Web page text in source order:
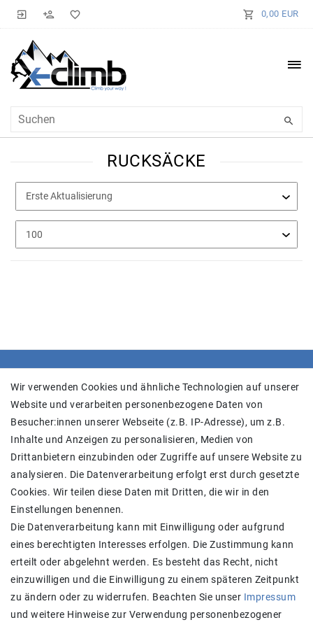
0,00 EUR
RUCKSÄCKE
SHOP
Versand
Widerrufs­recht
Widerrufs­formular
Impressum
Daten­schutz­erklärung
AGB
Kontakt
Zahlung und Versand
Wir verwenden Cookies und ähnliche Technologien auf unserer
Website und verarbeiten personenbezogene Daten von
Besucher:innen unserer Webseite (z.B. IP-Adresse), um z.B.
Inhalte und Anzeigen zu personalisieren, Medien von
Drittanbietern einzubinden oder Zugriffe auf unsere Website zu
analysieren. Die Datenverarbeitung erfolgt erst durch gesetzte
Cookies. Wir teilen diese Daten mit Dritten, die wir in den
Einstellungen benennen.
Die Datenverarbeitung kann mit Einwilligung oder aufgrund
eines berechtigten Interesses erfolgen. Die Zustimmung kann
erteilt oder abgelehnt werden. Es besteht das Recht, nicht
einzuwilligen und die Einwilligung zu einem späteren Zeitpunkt
zu ändern oder zu widerrufen. Beachten Sie unser Impressum
und weitere Hinweise zur Verwendung personenbezogener